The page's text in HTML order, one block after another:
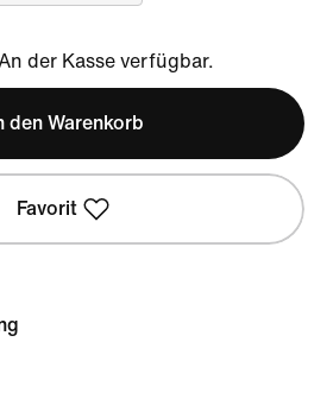
An der Kasse verfügbar.
den Warenkorb
Favorit